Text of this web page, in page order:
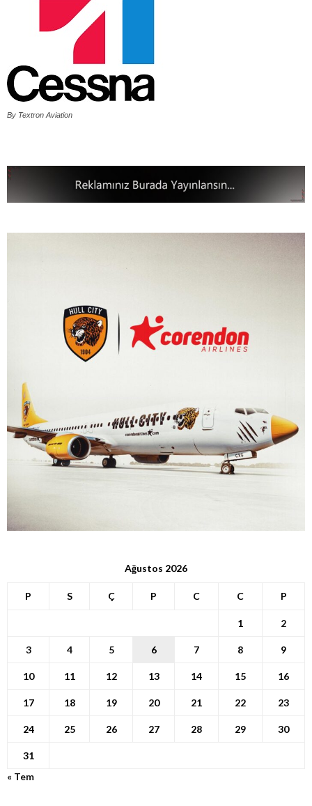
By Textron Aviation
Ağustos 2026
P S Ç P C C P
1 2
3 4 5 6 7 8 9
10 11 12 13 14 15 16
17 18 19 20 21 22 23
24 25 26 27 28 29 30
31
« Tem